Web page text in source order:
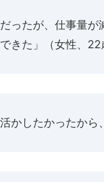
だったが、仕事量
きた」（女性、22
活かしたかったか